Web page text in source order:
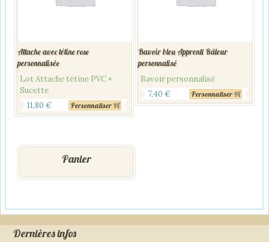
Attache avec tétine rose
personnalisée
Lot Attache tétine PVC +
Sucette
11,80 € Personnaliser
Bavoir bleu Apprenti Râleur
personnalisé
Bavoir personnalisé
7,40 € Personnaliser
Panier
Dernières infos